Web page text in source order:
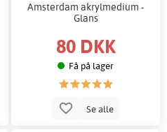
Amsterdam akrylmedium -
Glans
80 DKK
Få på lager
Se alle